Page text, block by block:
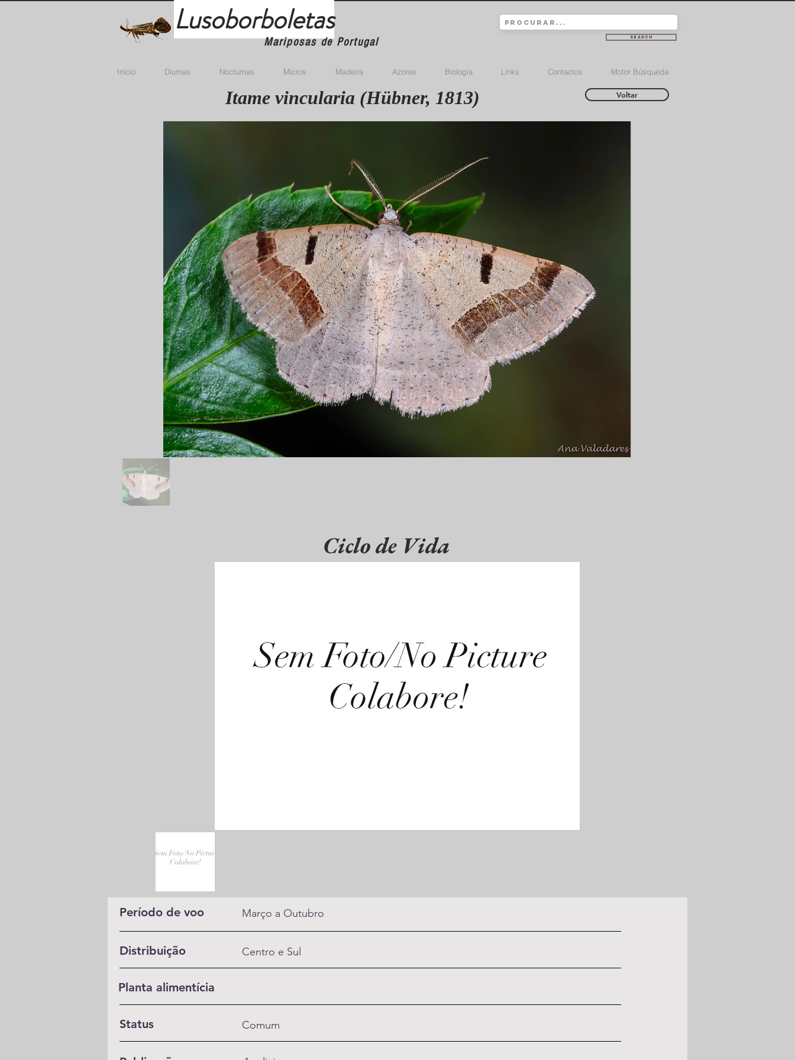
Lusoborboletas
Mariposas de Portugal Search
Início Diurnas Nocturnas Micros Madeira Azores Biologia Links Contactos Motor Búsqueda
Itame vincularia (Hübner, 1813) Voltar
Ciclo de Vida
Período de voo Março a Outubro
Distribuição Centro e Sul
Planta alimentícia
Status Comum